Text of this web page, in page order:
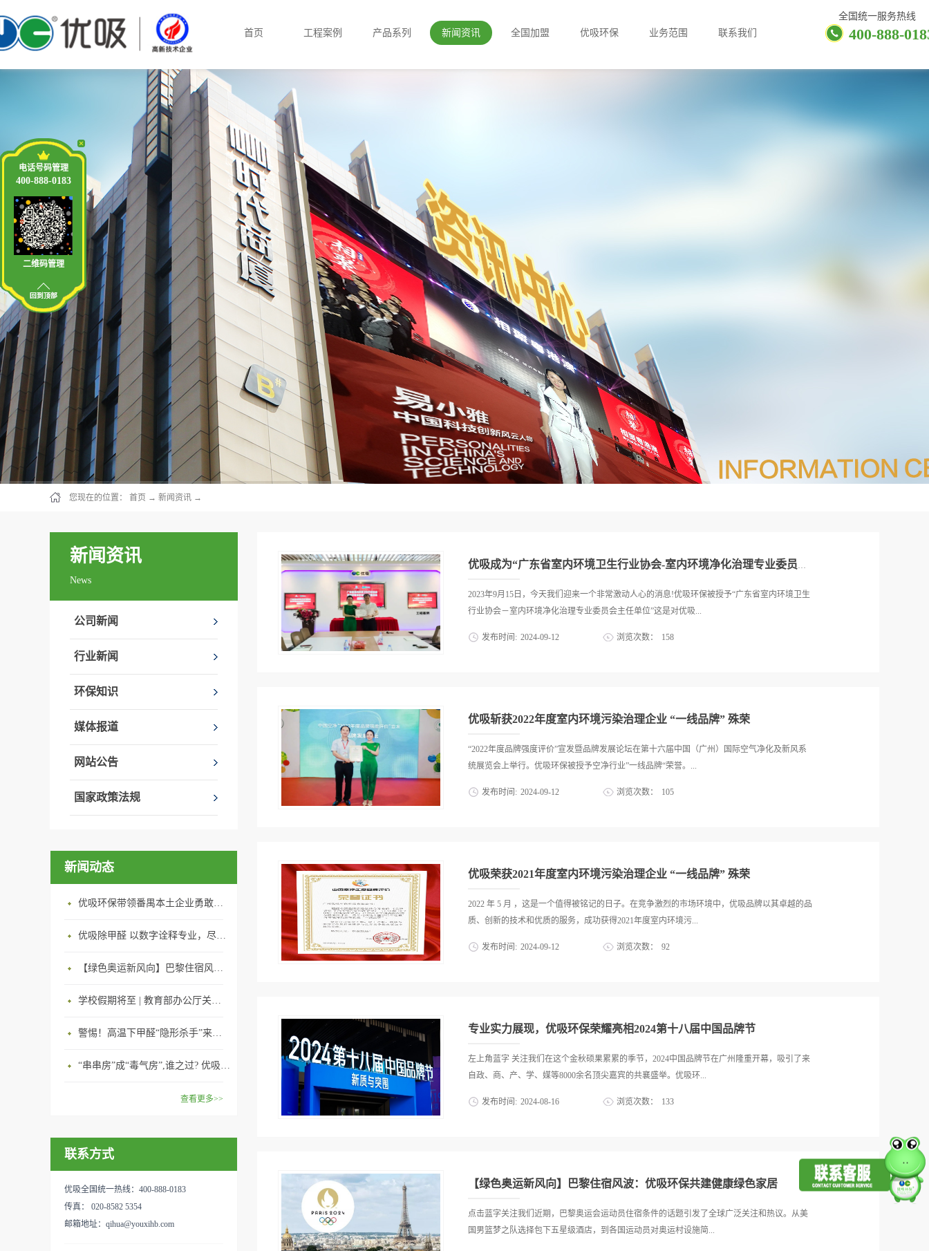
全国统一服务热线
400-888-
首页 工程案例 产品系列 新闻资讯 全国加盟 优吸环保 业务范围 联系我们
您现在的位置： 首页 → 新闻资讯 →
新闻资讯
News
公司新闻
行业新闻
环保知识
媒体报道
网站公告
国家政策法规
新闻动态
优吸环保带领番禺本​土企业勇敢破局向“新”
优吸除甲醛 以数字诠释专业，尽显除醛品牌实力！
【绿色奥运新风向】巴黎住宿风波：优吸环保共建健康绿色家居
学校假期将至 | 教育部办公厅关于加强学校新建校舍室内空气质量管理通知
警惕！高温下甲醛“隐形杀手”来袭，你的家安全吗？
“串串房”成“毒气房”,谁之过? 优吸守护呼吸健康11年专注室内空气治理！
查看更多>>
联系方式
优吸全国统一热线：400-888-0183
传真： 020-8582 5354
邮箱地址：qihua@youxihb.com
优吸成为“广东省室内环境卫生行业协会-室内环境净化治理专业委员会主任单位”
2023年9月15日，今天我们迎来一个非常激动人心的消息!优吸环保被授予“广东省室内环境卫生
行业协会－室内环境净化治理专业委员会主任单位”这是对优吸...
保董事长易小雅女士颁发“广东省室内环境卫生行业协会——室内环境净化治理专业委员会”主
任聘书、为广东省环保技工学校环保产业学院院长曹端阳颁发副主任聘书。优吸环保成为“广东
省室内环境卫生行业协会－室内环境净化治理专业委员会主任单位”广东省室内环境卫生行业协
会顾士明会长广东省室内环境卫生行业协会顾士明会长在授牌仪式上对专委会以全新的模式落
一体化的推动下，定能创造更好的成绩。并对专委会主任单位优吸环保近年来的发展表示肯
发布时间: 2024-09-12 浏览次数： 158
优吸斩获2022年度室内环境污染治理企业 “一线品牌” 殊荣
“2022年度品牌强度评价”宣发暨品牌发展论坛在第十六届中国（广州）国际空气净化及新风系
统展览会上举行。优吸环保被授予空净行业”一线品牌“荣誉。...
著名财经作家、高端品牌实验室主任、《新营销》杂志创始人、《高端品牌是如何炼成的》作
者段传敏先生做客论坛，做主题分享并与协会副会长黎伟文一起为荣获“2022年度品牌强度评
价”室内污染治理企业等领域“一线品牌”的部分企业代表分别颁发了品牌评价荣誉证书、《高端
品牌是如何炼成的》书籍。段传敏先生现场为“一线品牌”的企业代表赠送现场亲自签名的《高
书协会副会长黎伟文、段传敏老师为荣获“2022年度品牌强度评价”室内污染治理企业、空气净
发布时间: 2024-09-12 浏览次数： 105
优吸荣获2021年度室内环境污染治理企业 “一线品牌” 殊荣
2022 年 5 月 ，这是一个值得被铭记的日子。在竞争激烈的市场环境中，优吸品牌以其卓越的品
质、创新的技术和优质的服务，成功获得2021年度室内环境污...
样化的需求。 在技术方面，优吸始终走在行业前沿。不断引进先进的生产设备和技术，提
高生产效率的同时，确保产品质量的稳定可靠。其独特的技术优势，使得优吸的产品在性能上
远超同类品牌，为消费者带来了更加优质的使用体验。 此次优吸荣获 “一线品牌” 称号，不
仅是对其过去努力的肯定，更是对未来发展的激励。优吸将以此为新的起点，继续加大研发投
的引领作用，推动整个行业向更高水平发展。
发布时间: 2024-09-12 浏览次数： 92
专业实力展现，优吸环保荣耀亮相2024第十八届中国品牌节
左上角蓝字 关注我们在这个金秋硕果累累的季节，2024中国品牌节在广州隆重开幕，吸引了来
自政、商、产、学、媒等8000余名顶尖嘉宾的共襄盛举。优吸环...
牌节以“新质与突围”为主题，在广州市白云国际会议中心国际会堂开幕，由品牌联盟、华夏文
化促进会联合主办，活动包括大型开幕式、品牌博览会、企业家运动会、荣耀盛典、品牌之旅
等9场重要活动，展示了中国品牌在盛会中的风采与活力。(以下部分图片来源：2024中国品牌
节开幕式现场与网络（品牌联盟网）)品牌之光 · 闪耀羊城中国品牌节 从2006年8月8日（建立初
期）,在人民大会堂金色大厅举办的品牌中国高峰论坛上发起倡议举办中国品牌节。时至今日
发布时间: 2024-08-16 浏览次数： 133
【绿色奥运新风向】巴黎住宿风波：优吸环保共建健康绿色家居
点击蓝字关注我们近期，巴黎奥运会运动员住宿条件的话题引发了全球广泛关注和热议。从美
国男篮梦之队选择包下五星级酒店，到各国运动员对奥运村设施简...
电话号码管理
400-888-0183
二维码管理